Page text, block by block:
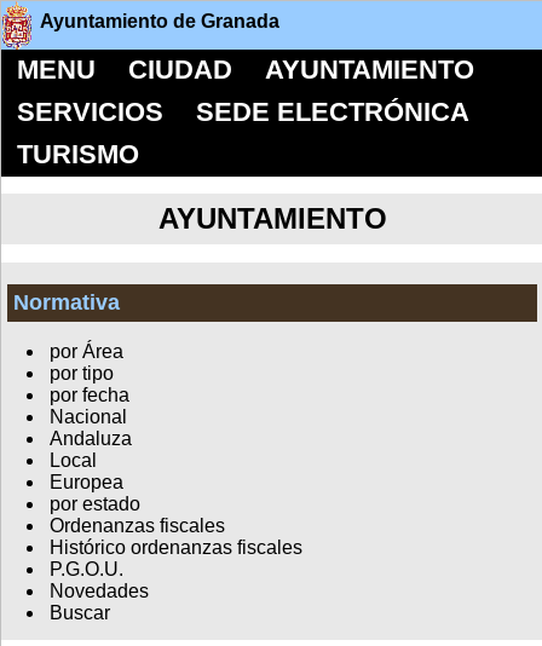
Ayuntamiento de Granada
MENU CIUDAD
AYUNTAMIENTO
SERVICIOS
SEDE ELECTRÓNICA
TURISMO
AYUNTAMIENTO
Normativa
por Área
por tipo
por fecha
Nacional
Andaluza
Local
Europea
por estado
Ordenanzas fiscales
Histórico ordenanzas fiscales
P.G.O.U.
Novedades
Buscar